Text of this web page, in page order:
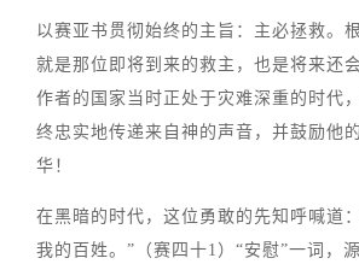
以赛亚书贯彻始终的主旨：主必拯救。
就是那位即将到来的救主，也是将来还
作者的国家当时正处于灾难深重的时代
终忠实地传递来自神的声音，并鼓励他
华！
在黑暗的时代，这位勇敢的先知呼喊道
我的百姓。”（赛四十1）“安慰”一词，